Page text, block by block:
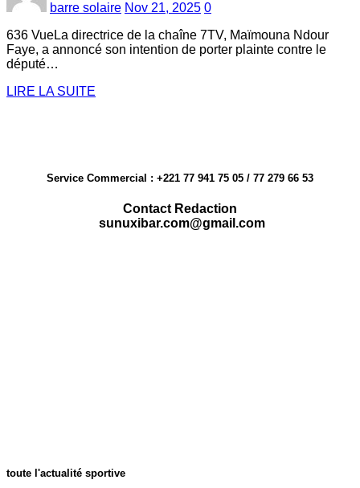
barre solaire Nov 21, 2025 0
636 VueLa directrice de la chaîne 7TV, Maïmouna Ndour
Faye, a annoncé son intention de porter plainte contre le
député…
LIRE LA SUITE
Service Commercial : +221 77 941 75 05 / 77 279 66 53
Contact Redaction
sunuxibar.com@gmail.com
toute l'actualité sportive